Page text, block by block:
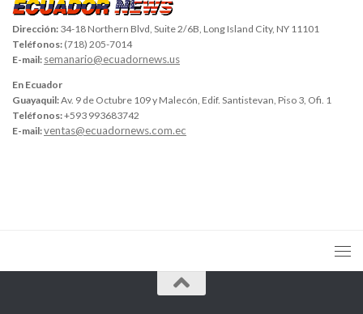
Dirección: 34-18 Northern Blvd, Suite 2/6B, Long Island City, NY 11101
Teléfonos: (718) 205-7014
E-mail: semanario@ecuadornews.us
En Ecuador
Guayaquil:Av. 9 de Octubre 109 y Malecón, Edif. Santistevan, Piso 3, Ofi. 1
Teléfonos:+593 993683742
E-mail:ventas@ecuadornews.com.ec